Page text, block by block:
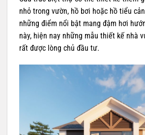
nhỏ trong vườn, hồ bơi hoặc hồ tiểu
những điểm nổi bật mang đậm hơi
này, hiện nay những mẫu thiết kế nhà
rất được lòng chủ đầu tư.